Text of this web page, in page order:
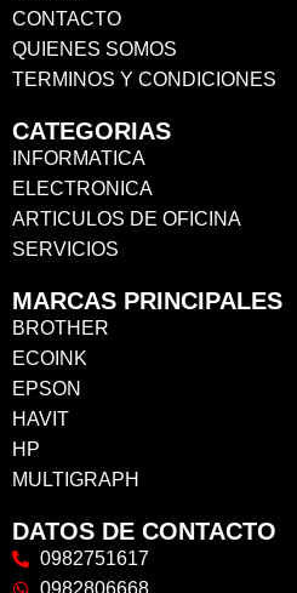
CONTACTO
QUIENES SOMOS
TERMINOS Y CONDICIONES
CATEGORIAS
INFORMATICA
ELECTRONICA
ARTICULOS DE OFICINA
SERVICIOS
MARCAS PRINCIPALES
BROTHER
ECOINK
EPSON
HAVIT
HP
MULTIGRAPH
DATOS DE CONTACTO
0982751617
0982806668